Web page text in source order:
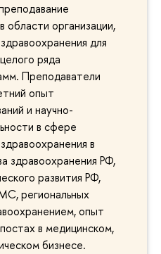
области организации,
для
ряда
Преподаватели
опыт
и научно-
в сфере
в
здравоохранения РФ,
развития РФ,
региональных
опыт
в медицинском,
бизнесе.